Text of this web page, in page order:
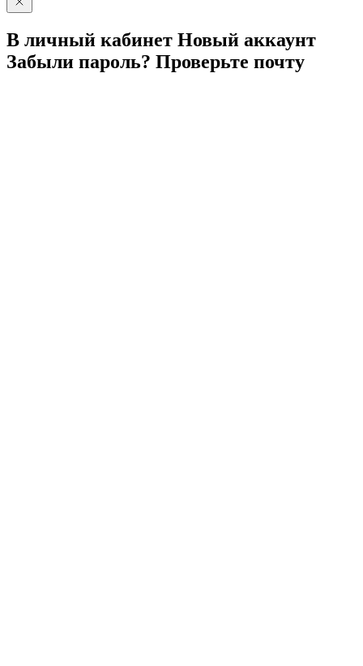
В личный кабинет Новый аккаунт
Забыли пароль? Проверьте почту